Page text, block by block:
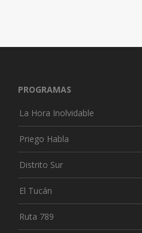
PROGRAMAS
La Hora Inolvidable
Priego Habla
Distrito Sur
El Tucán
Ruta 789